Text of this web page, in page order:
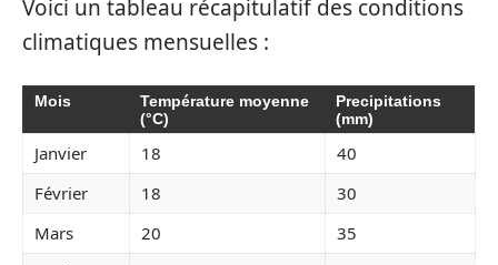
Voici un tableau récapitulatif des conditions
climatiques mensuelles :
Mois
Température moyenne
(°C)
Precipitations
(mm)
Janvier 18
40
Février
18
30
Mars
20
35